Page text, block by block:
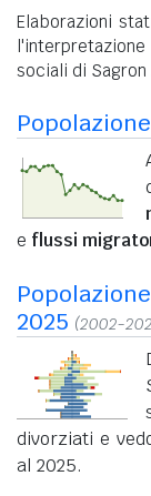
Elaborazioni
sociali di Sagron
e flussi
2025 (2002-
divorziati e
al 2025.